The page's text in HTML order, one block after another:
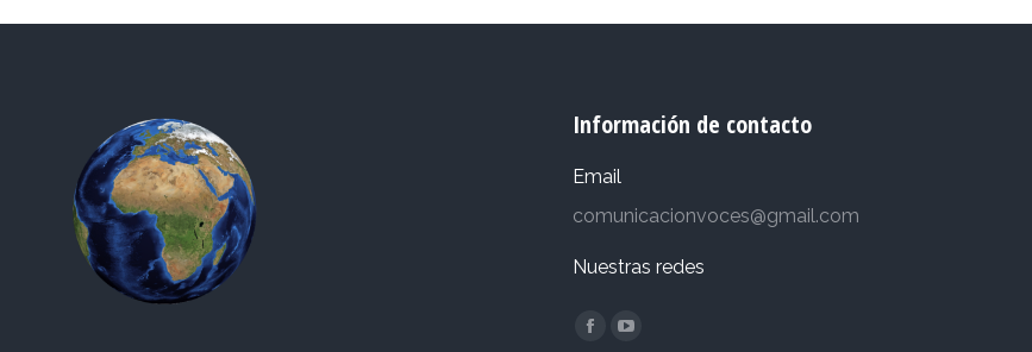
Información de contacto
Email
comunicacionvoces@gmail.com
Nuestras redes
Encuéntranos en:
Facebook
YouTube